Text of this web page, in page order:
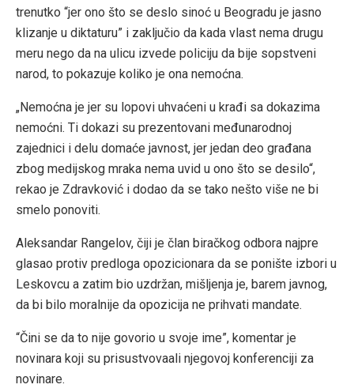
trenutko “jer ono što se deslo sinoć u Beogradu je jasno
klizanje u diktaturu” i zaključio da kada vlast nema drugu
meru nego da na ulicu izvede policiju da bije sopstveni
narod, to pokazuje koliko je ona nemoćna.
„Nemoćna je jer su lopovi uhvaćeni u krađi sa dokazima
nemoćni. Ti dokazi su prezentovani međunarodnoj
zajednici i delu domaće javnost, jer jedan deo građana
zbog medijskog mraka nema uvid u ono što se desilo“,
rekao je Zdravković i dodao da se tako nešto više ne bi
smelo ponoviti.
Aleksandar Rangelov, čiji je član biračkog odbora najpre
glasao protiv predloga opozicionara da se ponište izbori u
Leskovcu a zatim bio uzdržan, mišljenja je, barem javnog,
da bi bilo moralnije da opozicija ne prihvati mandate.
“Čini se da to nije govorio u svoje ime”, komentar je
novinara koji su prisustvovaali njegovoj konferenciji za
novinare.